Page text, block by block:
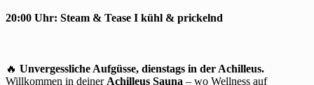
20:00 Uhr: Steam & Tease I kühl & prickelnd
🔥 Unvergessliche Aufgüsse, dienstags in der Achilleus.
Willkommen in deiner Achilleus Sauna – wo Wellness auf